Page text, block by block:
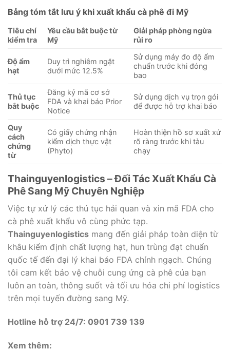
Bảng tóm tắt lưu ý khi xuất khẩu cà phê đi Mỹ
Tiêu chí
kiểm tra
Yêu cầu bắt buộc từ
Mỹ
Giải pháp phòng ngừa
rủi ro
Độ ẩm
hạt
Duy trì nghiêm ngặt
dưới mức 12.5%
Sử dụng máy đo độ ẩm
chuẩn trước khi đóng
bao
Thủ tục
bắt buộc
Đăng ký mã cơ sở
FDA và khai báo Prior
Notice
Sử dụng dịch vụ trọn gói
để được hỗ trợ khai báo
Quy
cách
chứng
từ
Có giấy chứng nhận
kiểm dịch thực vật
(Phyto)
Hoàn thiện hồ sơ xuất xứ
rõ ràng trước khi tàu
chạy
Thainguyenlogistics – Đối Tác Xuất Khẩu Cà
Phê Sang Mỹ Chuyên Nghiệp
Việc tự xử lý các thủ tục hải quan và xin mã FDA cho
cà phê xuất khẩu vô cùng phức tạp.
Thainguyenlogistics mang đến giải pháp toàn diện từ
khâu kiểm định chất lượng hạt, hun trùng đạt chuẩn
quốc tế đến đại lý khai báo FDA chính ngạch. Chúng
tôi cam kết bảo vệ chuỗi cung ứng cà phê của bạn
luôn an toàn, thông suốt và tối ưu hóa chi phí logistics
trên mọi tuyến đường sang Mỹ.
Hotline hỗ trợ 24/7: 0901 739 139
Xem thêm: